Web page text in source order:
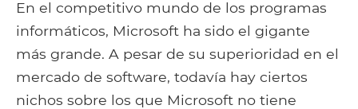
En el competitivo mundo de los programas
informáticos, Microsoft ha sido el gigante
más grande. A pesar de su superioridad en el
mercado de software, todavía hay ciertos
nichos sobre los que Microsoft no tiene